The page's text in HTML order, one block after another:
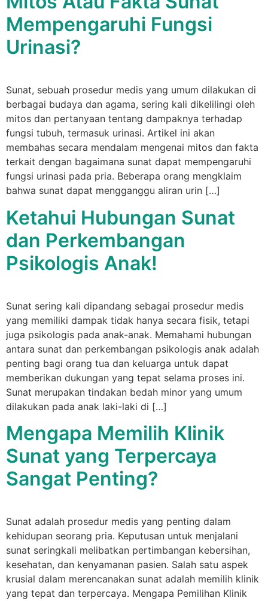
Mempengaruhi Fungsi
Urinasi?
Sunat, sebuah prosedur medis yang umum dilakukan di
berbagai budaya dan agama, sering kali dikelilingi oleh
mitos dan pertanyaan tentang dampaknya terhadap
fungsi tubuh, termasuk urinasi. Artikel ini akan
membahas secara mendalam mengenai mitos dan fakta
terkait dengan bagaimana sunat dapat mempengaruhi
fungsi urinasi pada pria. Beberapa orang mengklaim
bahwa sunat dapat mengganggu aliran urin […]
Ketahui Hubungan Sunat
dan Perkembangan
Psikologis Anak!
Sunat sering kali dipandang sebagai prosedur medis
yang memiliki dampak tidak hanya secara fisik, tetapi
juga psikologis pada anak-anak. Memahami hubungan
antara sunat dan perkembangan psikologis anak adalah
penting bagi orang tua dan keluarga untuk dapat
memberikan dukungan yang tepat selama proses ini.
Sunat merupakan tindakan bedah minor yang umum
dilakukan pada anak laki-laki di […]
Mengapa Memilih Klinik
Sunat yang Terpercaya
Sangat Penting?
Sunat adalah prosedur medis yang penting dalam
kehidupan seorang pria. Keputusan untuk menjalani
sunat seringkali melibatkan pertimbangan kebersihan,
kesehatan, dan kenyamanan pasien. Salah satu aspek
krusial dalam merencanakan sunat adalah memilih klinik
yang tepat dan terpercaya. Mengapa Pemilihan Klinik